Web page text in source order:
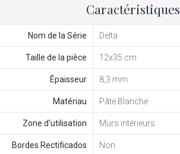
Caractéristiques
Nom de la Série Delta
Taille de la pièce 12x35 cm
Épaisseur 8,3 mm
Matériau Pâte Blanche
Zone d'utilisation Murs intérieurs
Bordes Rectificados Non